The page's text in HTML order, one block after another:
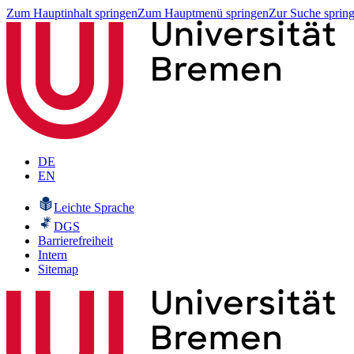
Zum Hauptinhalt springenZum Hauptmenü springenZur Suche
DE
EN
Leichte Sprache
DGS
Barrierefreiheit
Intern
Sitemap